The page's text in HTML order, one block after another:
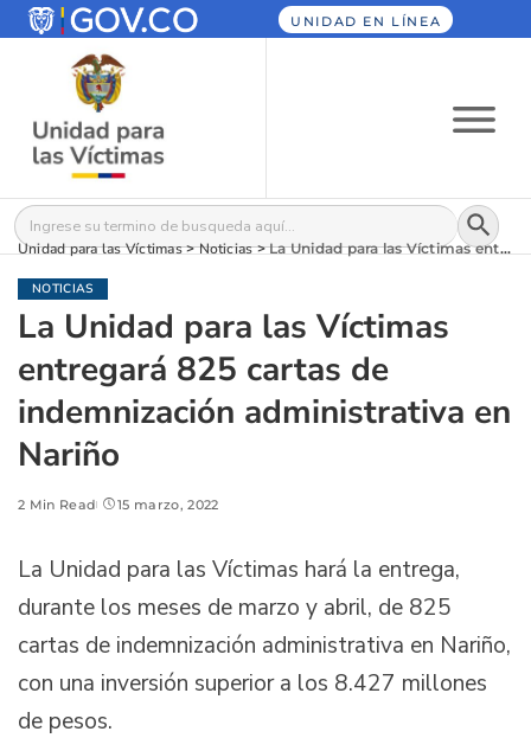
UNIDAD EN LÍNEA
Buscar: Botón
Unidad para las Víctimas>Noticias>La Unidad para las Víctimas entregará 825 cartas de indemnización administrativa en Nariño
NOTICIAS
La Unidad para las Víctimas
entregará 825 cartas de
indemnización administrativa en
Nariño
2 Min Read 15 marzo, 2022
La Unidad para las Víctimas hará la entrega,
durante los meses de marzo y abril, de 825
cartas de indemnización administrativa en Nariño,
con una inversión superior a los 8.427 millones
de pesos.